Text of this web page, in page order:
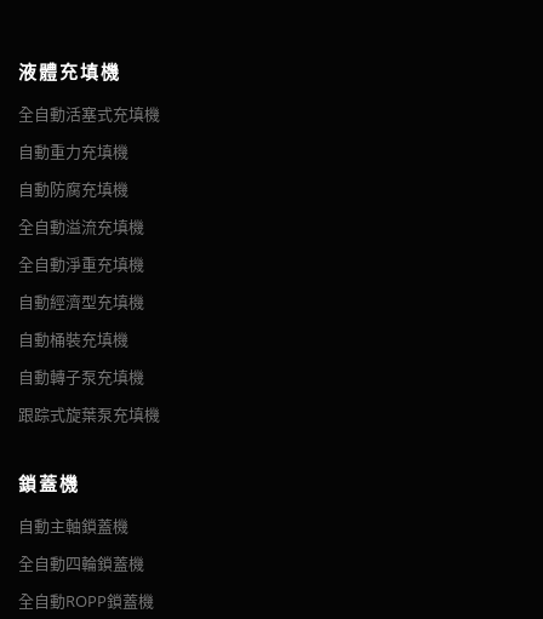
一些腐蝕性化學品具有多種用途，其中最常見的是家用清潔劑。 例
白質或礦物質沉積物，如水管內的水垢。
在這些腐蝕性產品中，漂白劑可能是最有前途的產品：首先，它可
以進入衛生水平仍處於發展階段以及消費者以可承受的成本尋求清
潔和消毒功能的國家的大多數家庭；其次，它通過提供多功能解決
方案來滿足受購買力下降影響的家庭的期望，該解決方案可有利地
無法停止長期考慮其製造。
摘要 防腐PP在線液體充填機是我公司新改進的產品，是我公司生
產的充填機的第三版。 完全按照防腐標准開發。 它是由微機
（PLC）控制的光電傳感器和氣動執行器組合而成的高科技充填
自動主軸鎖蓋機
摘要 VK-LC全自動主軸鎖蓋機非常靈活，能夠準確、快速地對任
何瓶蓋進行鎖蓋，如扳機蓋、金屬蓋、翻蓋等。 1. 變速交流電
機。 2. 主軸輪調節旋鈕，帶鎖緊螺母手輪。 3. 儀表索引，便於
全自動四輪鎖蓋機
摘要 自動四輪鎖蓋機設計用於處理觸發噴霧蓋、泵蓋、推拉蓋、
全自動雙面貼標機
摘要 雙面貼標機廣泛適用於食品、日化、醫藥、農藥等行業。
適用於扁瓶、方瓶和圓瓶的單面和雙面貼標。 電腦（PLC）自動
控制，操作方便。 它可以輕鬆更改規格。 採用伺服電機，實現
& 背面貼標機適用於貼標平面、方...
產品的交互作用明顯高於其他包裝機。液體充填機必須將產品通過
產品造成的磨損。產品不僅會與充填機的某些部分接觸，而且充填
機上比包裝線上的任何其他位置更容易發生滴水和意外溢出。因
此，可以使用 HDPE 製造酸、漂白劑和其他腐蝕性產品的充填機。
這些耐腐蝕充填機，就像其他充填機一樣。全自動耐腐蝕機器包括
不銹鋼填料的所有功能和選項，但只是使用塑料材料製造。耐腐蝕
機器可以結合不同的充填原理，可以使用 2 到 16 個充填頭來滿足
生產的必要需求。耐腐蝕充填機可以使用不同的分度類型，包括銷
分度、星輪分度甚至螺桿分度。
當然，自動包裝機械也需要自動輸送機將容器移動通過各個包裝階
以在包裝系統的整個長度上運行，以防止溢出或滴落。
腐蝕性產品的其他包裝設備可能仍使用不銹鋼製造，因為相互作用
不包括與產品的接觸。對於極其惡劣的產品或環境，可以提供其他
HDPE 設備、通風選項或定制解決方案。如果您要包裝的產品根本
瓶子旋轉轉盤
摘要 該理瓶機是一種帶頻率控制的動態工作台。 本機用作緩衝
速度都可以自由調節，有利於生產。 其過程：將瓶子放在圓形轉
盤上，然後轉盤旋轉將瓶子戳到傳送帶上。 VKPAK 旋轉轉盤可
以顯著提高您的生產效率。 裝載轉盤可幫助操作員將圓形...
液體充填機
全自動活塞式充填機
自動重力充填機
自動防腐充填機
全自動溢流充填機
全自動淨重充填機
自動經濟型充填機
自動桶裝充填機
自動轉子泵充填機
跟踪式旋葉泵充填機
鎖蓋機
自動主軸鎖蓋機
全自動四輪鎖蓋機
全自動ROPP鎖蓋機